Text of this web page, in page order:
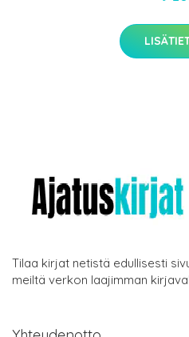
Tilaa kirjat netistä edullisesti
meiltä verkon laajimman